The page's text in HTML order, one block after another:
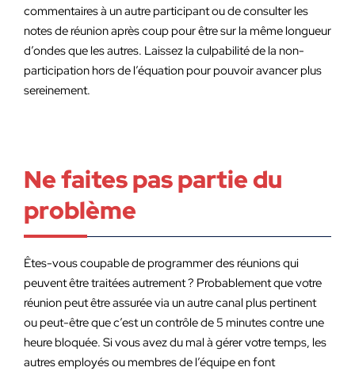
commentaires à un autre participant ou de consulter les
notes de réunion après coup pour être sur la même longueur
d’ondes que les autres. Laissez la culpabilité de la non-
participation hors de l’équation pour pouvoir avancer plus
sereinement.
Ne faites pas partie du
problème
Êtes-vous coupable de programmer des réunions qui
peuvent être traitées autrement ? Probablement que votre
réunion peut être assurée via un autre canal plus pertinent
ou peut-être que c’est un contrôle de 5 minutes contre une
heure bloquée. Si vous avez du mal à gérer votre temps, les
autres employés ou membres de l’équipe en font